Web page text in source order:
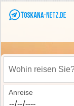
Wohin reisen Sie?
Anreise